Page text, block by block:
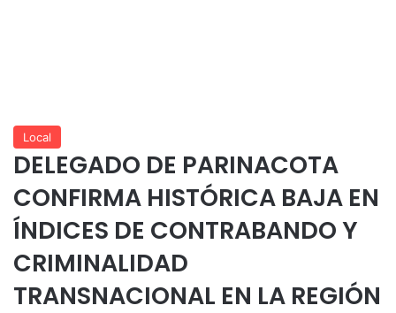
Local
DELEGADO DE PARINACOTA
CONFIRMA HISTÓRICA BAJA EN
ÍNDICES DE CONTRABANDO Y
CRIMINALIDAD
TRANSNACIONAL EN LA REGIÓN